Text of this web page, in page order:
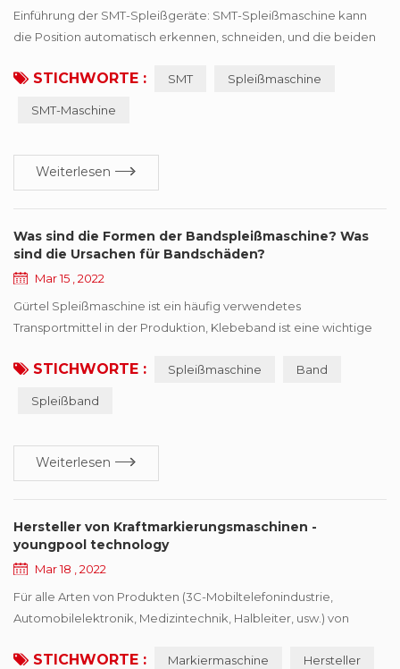
Einführung der SMT-Spleißgeräte: SMT-Spleißmaschine kann
die Position automatisch erkennen, schneiden, und die beiden
verbinden. SMT-Spleißmaschine ist einfach zu bedienen,
STICHWORTE : SMT Spleißmaschine
SMT-Maschine
Weiterlesen
Was sind die Formen der Bandspleißmaschine? Was
sind die Ursachen für Bandschäden?
Mar 15 , 2022
Gürtel Spleißmaschine ist ein häufig verwendetes
Transportmittel in der Produktion, Klebeband ist eine wichtige
tritt in verschiedenen Schadensformen auf, wird den effizienten
sechs Arten von häufigen Schadensformen zusammen, und
STICHWORTE : Spleißmaschine Band
Spleißband
Weiterlesen
Hersteller von Kraftmarkierungsmaschinen -
youngpool technology
Mar 18 , 2022
Für alle Arten von Produkten (3C-Mobiltelefonindustrie,
Automobilelektronik, Medizintechnik, Halbleiter, usw.) von
Identifikationsgerätetreiber kaufen, Der erste Punkt ist die
STICHWORTE : Markiermaschine Hersteller